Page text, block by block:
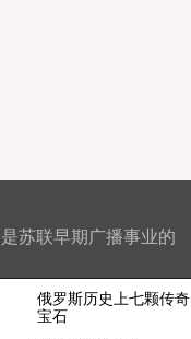
苏联早期广播事业的
俄罗斯历史上七颗传奇
宝石